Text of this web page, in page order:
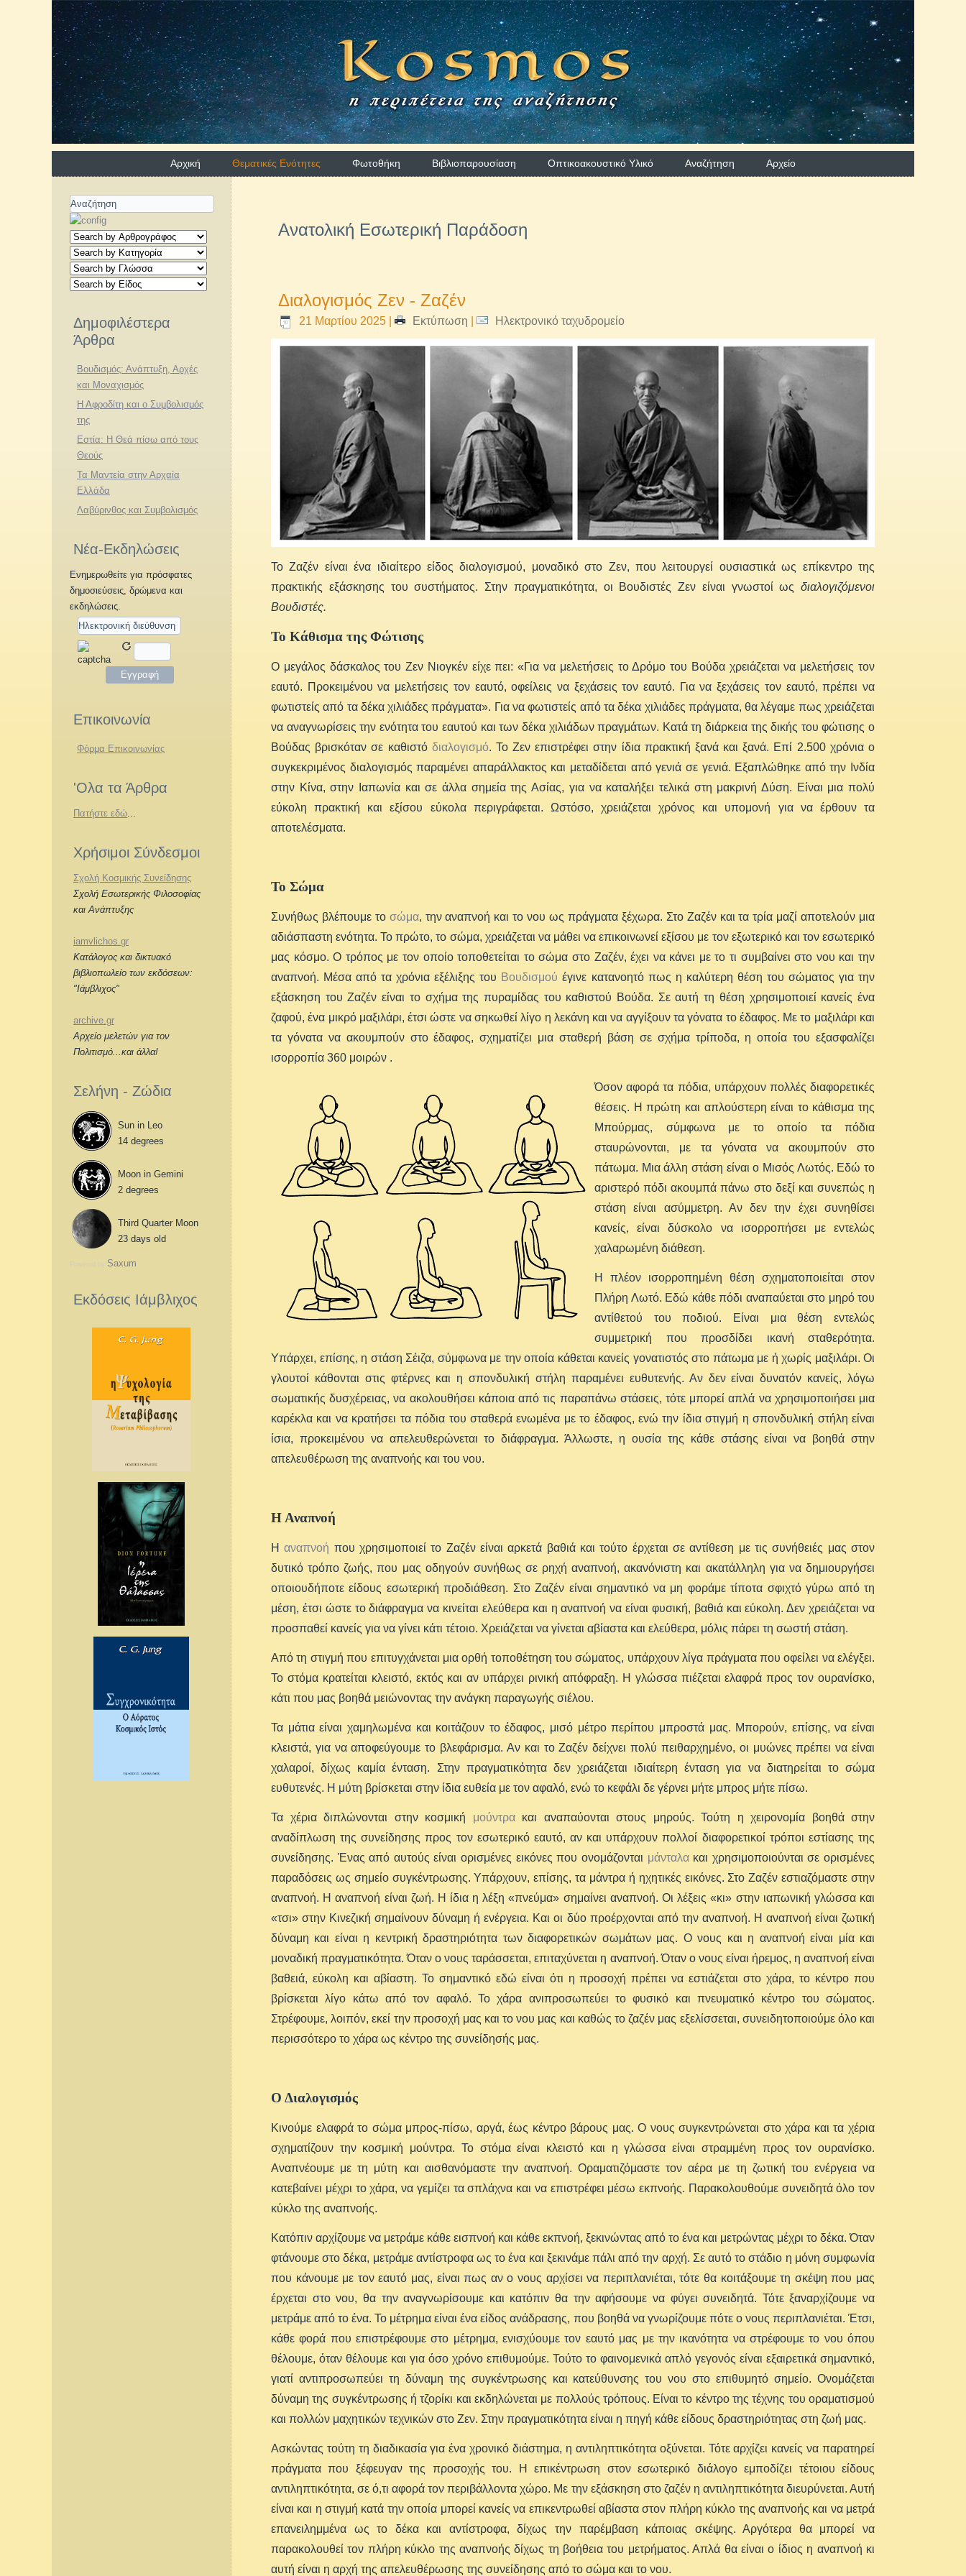
Αρχική Θεματικές Ενότητες Φωτοθήκη Βιβλιοπαρουσίαση Οπτικοακουστικό Υλικό Αναζήτηση Aρχείο
Δημοφιλέστερα
Άρθρα
Βουδισμός: Ανάπτυξη, Αρχές
και Μοναχισμός
Η Αφροδίτη και ο Συμβολισμός
της
Εστία: Η Θεά πίσω από τους
Θεούς
Τα Μαντεία στην Αρχαία
Ελλάδα
Λαβύρινθος και Συμβολισμός
Νέα-Εκδηλώσεις
Ενημερωθείτε για πρόσφατες
δημοσιεύσεις, δρώμενα και
εκδηλώσεις.
Επικοινωνία
Φόρμα Επικοινωνίας
'Ολα τα Άρθρα
Πατήστε εδώ...
Χρήσιμοι Σύνδεσμοι
Σχολή Κοσμικής Συνείδησης
Σχολή Εσωτερικής Φιλοσοφίας
και Ανάπτυξης
iamvlichos.gr
Κατάλογος και δικτυακό
βιβλιοπωλείο των εκδόσεων:
"Ιάμβλιχος"
archive.gr
Αρχείο μελετών για τον
Πολιτισμό...και άλλα!
Σελήνη - Ζώδια
Sun in Leo
14 degrees
Moon in Gemini
2 degrees
Third Quarter Moon
23 days old
Powered by Saxum
Εκδόσεις Ιάμβλιχος
Ανατολική Εσωτερική Παράδοση
Διαλογισμός Ζεν - Ζαζέν
21 Μαρτίου 2025 Εκτύπωση Ηλεκτρονικό ταχυδρομείο
Το Ζαζέν είναι ένα ιδιαίτερο είδος διαλογισμού, μοναδικό στο Ζεν, που λειτουργεί ουσιαστικά ως επίκεντρο της
πρακτικής εξάσκησης του συστήματος. Στην πραγματικότητα, οι Βουδιστές Ζεν είναι γνωστοί ως διαλογιζόμενοι
Βουδιστές.
Το Κάθισμα της Φώτισης
Ο μεγάλος δάσκαλος του Ζεν Νιογκέν είχε πει: «Για να μελετήσεις το Δρόμο του Βούδα χρειάζεται να μελετήσεις τον
εαυτό. Προκειμένου να μελετήσεις τον εαυτό, οφείλεις να ξεχάσεις τον εαυτό. Για να ξεχάσεις τον εαυτό, πρέπει να
φωτιστείς από τα δέκα χιλιάδες πράγματα». Για να φωτιστείς από τα δέκα χιλιάδες πράγματα, θα λέγαμε πως χρειάζεται
να αναγνωρίσεις την ενότητα του εαυτού και των δέκα χιλιάδων πραγμάτων. Κατά τη διάρκεια της δικής του φώτισης ο
Βούδας βρισκόταν σε καθιστό διαλογισμό. Το Ζεν επιστρέφει στην ίδια πρακτική ξανά και ξανά. Επί 2.500 χρόνια ο
συγκεκριμένος διαλογισμός παραμένει απαράλλακτος και μεταδίδεται από γενιά σε γενιά. Εξαπλώθηκε από την Ινδία
στην Κίνα, στην Ιαπωνία και σε άλλα σημεία της Ασίας, για να καταλήξει τελικά στη μακρινή Δύση. Είναι μια πολύ
εύκολη πρακτική και εξίσου εύκολα περιγράφεται. Ωστόσο, χρειάζεται χρόνος και υπομονή για να έρθουν τα
αποτελέσματα.
Το Σώμα
Συνήθως βλέπουμε το σώμα, την αναπνοή και το νου ως πράγματα ξέχωρα. Στο Ζαζέν και τα τρία μαζί αποτελούν μια
αδιάσπαστη ενότητα. Το πρώτο, το σώμα, χρειάζεται να μάθει να επικοινωνεί εξίσου με τον εξωτερικό και τον εσωτερικό
μας κόσμο. Ο τρόπος με τον οποίο τοποθετείται το σώμα στο Ζαζέν, έχει να κάνει με το τι συμβαίνει στο νου και την
αναπνοή. Μέσα από τα χρόνια εξέλιξης του Βουδισμούέγινε κατανοητό πως η καλύτερη θέση του σώματος για την
εξάσκηση του Ζαζέν είναι το σχήμα της πυραμίδας του καθιστού Βούδα. Σε αυτή τη θέση χρησιμοποιεί κανείς ένα
ζαφού, ένα μικρό μαξιλάρι, έτσι ώστε να σηκωθεί λίγο η λεκάνη και να αγγίξουν τα γόνατα το έδαφος. Με το μαξιλάρι και
τα γόνατα να ακουμπούν στο έδαφος, σχηματίζει μια σταθερή βάση σε σχήμα τρίποδα, η οποία του εξασφαλίζει
ισορροπία 360 μοιρών .
Όσον αφορά τα πόδια, υπάρχουν πολλές διαφορετικές
θέσεις. Η πρώτη και απλούστερη είναι το κάθισμα της
Μπούρμας, σύμφωνα με το οποίο τα πόδια
σταυρώνονται, με τα γόνατα να ακουμπούν στο
πάτωμα. Μια άλλη στάση είναι ο Μισός Λωτός. Εδώ το
αριστερό πόδι ακουμπά πάνω στο δεξί και συνεπώς η
στάση είναι ασύμμετρη. Αν δεν την έχει συνηθίσει
κανείς, είναι δύσκολο να ισορροπήσει με εντελώς
χαλαρωμένη διάθεση.
Η πλέον ισορροπημένη θέση σχηματοποιείται στον
Πλήρη Λωτό. Εδώ κάθε πόδι αναπαύεται στο μηρό του
αντίθετού του ποδιού. Είναι μια θέση εντελώς
συμμετρική που προσδίδει ικανή σταθερότητα.
Υπάρχει, επίσης, η στάση Σέιζα, σύμφωνα με την οποία κάθεται κανείς γονατιστός στο πάτωμα με ή χωρίς μαξιλάρι. Οι
γλουτοί κάθονται στις φτέρνες και η σπονδυλική στήλη παραμένει ευθυτενής. Αν δεν είναι δυνατόν κανείς, λόγω
σωματικής δυσχέρειας, να ακολουθήσει κάποια από τις παραπάνω στάσεις, τότε μπορεί απλά να χρησιμοποιήσει μια
καρέκλα και να κρατήσει τα πόδια του σταθερά ενωμένα με το έδαφος, ενώ την ίδια στιγμή η σπονδυλική στήλη είναι
ίσια, προκειμένου να απελευθερώνεται το διάφραγμα. Άλλωστε, η ουσία της κάθε στάσης είναι να βοηθά στην
απελευθέρωση της αναπνοής και του νου.
Η Αναπνοή
Ηαναπνοή που χρησιμοποιεί το Ζαζέν είναι αρκετά βαθιά και τούτο έρχεται σε αντίθεση με τις συνήθειές μας στον
δυτικό τρόπο ζωής, που μας οδηγούν συνήθως σε ρηχή αναπνοή, ακανόνιστη και ακατάλληλη για να δημιουργήσει
οποιουδήποτε είδους εσωτερική προδιάθεση. Στο Ζαζέν είναι σημαντικό να μη φοράμε τίποτα σφιχτό γύρω από τη
μέση, έτσι ώστε το διάφραγμα να κινείται ελεύθερα και η αναπνοή να είναι φυσική, βαθιά και εύκολη. Δεν χρειάζεται να
προσπαθεί κανείς για να γίνει κάτι τέτοιο. Χρειάζεται να γίνεται αβίαστα και ελεύθερα, μόλις πάρει τη σωστή στάση.
Από τη στιγμή που επιτυγχάνεται μια ορθή τοποθέτηση του σώματος, υπάρχουν λίγα πράγματα που οφείλει να ελέγξει.
Το στόμα κρατείται κλειστό, εκτός και αν υπάρχει ρινική απόφραξη. Η γλώσσα πιέζεται ελαφρά προς τον ουρανίσκο,
κάτι που μας βοηθά μειώνοντας την ανάγκη παραγωγής σιέλου.
Τα μάτια είναι χαμηλωμένα και κοιτάζουν το έδαφος, μισό μέτρο περίπου μπροστά μας. Μπορούν, επίσης, να είναι
κλειστά, για να αποφεύγουμε το βλεφάρισμα. Αν και το Ζαζέν δείχνει πολύ πειθαρχημένο, οι μυώνες πρέπει να είναι
χαλαροί, δίχως καμία ένταση. Στην πραγματικότητα δεν χρειάζεται ιδιαίτερη ένταση για να διατηρείται το σώμα
ευθυτενές. Η μύτη βρίσκεται στην ίδια ευθεία με τον αφαλό, ενώ το κεφάλι δε γέρνει μήτε μπρος μήτε πίσω.
Τα χέρια διπλώνονται στην κοσμική μούντρακαι αναπαύονται στους μηρούς. Τούτη η χειρονομία βοηθά στην
αναδίπλωση της συνείδησης προς τον εσωτερικό εαυτό, αν και υπάρχουν πολλοί διαφορετικοί τρόποι εστίασης της
συνείδησης. Ένας από αυτούς είναι ορισμένες εικόνες που ονομάζονται μάνταλακαι χρησιμοποιούνται σε ορισμένες
παραδόσεις ως σημείο συγκέντρωσης. Υπάρχουν, επίσης, τα μάντρα ή ηχητικές εικόνες. Στο Ζαζέν εστιαζόμαστε στην
αναπνοή. Η αναπνοή είναι ζωή. Η ίδια η λέξη «πνεύμα» σημαίνει αναπνοή. Οι λέξεις «κι» στην ιαπωνική γλώσσα και
«τσι» στην Κινεζική σημαίνουν δύναμη ή ενέργεια. Και οι δύο προέρχονται από την αναπνοή. Η αναπνοή είναι ζωτική
δύναμη και είναι η κεντρική δραστηριότητα των διαφορετικών σωμάτων μας. Ο νους και η αναπνοή είναι μία και
μοναδική πραγματικότητα. Όταν ο νους ταράσσεται, επιταχύνεται η αναπνοή. Όταν ο νους είναι ήρεμος, η αναπνοή είναι
βαθειά, εύκολη και αβίαστη. Το σημαντικό εδώ είναι ότι η προσοχή πρέπει να εστιάζεται στο χάρα, το κέντρο που
βρίσκεται λίγο κάτω από τον αφαλό. Το χάρα ανιπροσωπεύει το φυσικό και πνευματικό κέντρο του σώματος.
Στρέφουμε, λοιπόν, εκεί την προσοχή μας και το νου μας και καθώς το ζαζέν μας εξελίσσεται, συνειδητοποιούμε όλο και
περισσότερο το χάρα ως κέντρο της συνείδησής μας.
Ο Διαλογισμός
Κινούμε ελαφρά το σώμα μπρος-πίσω, αργά, έως κέντρο βάρους μας. Ο νους συγκεντρώνεται στο χάρα και τα χέρια
σχηματίζουν την κοσμική μούντρα. Το στόμα είναι κλειστό και η γλώσσα είναι στραμμένη προς τον ουρανίσκο.
Αναπνέουμε με τη μύτη και αισθανόμαστε την αναπνοή. Οραματιζόμαστε τον αέρα με τη ζωτική του ενέργεια να
κατεβαίνει μέχρι το χάρα, να γεμίζει τα σπλάχνα και να επιστρέφει μέσω εκπνοής. Παρακολουθούμε συνειδητά όλο τον
κύκλο της αναπνοής.
Κατόπιν αρχίζουμε να μετράμε κάθε εισπνοή και κάθε εκπνοή, ξεκινώντας από το ένα και μετρώντας μέχρι το δέκα. Όταν
φτάνουμε στο δέκα, μετράμε αντίστροφα ως το ένα και ξεκινάμε πάλι από την αρχή. Σε αυτό το στάδιο η μόνη συμφωνία
που κάνουμε με τον εαυτό μας, είναι πως αν ο νους αρχίσει να περιπλανιέται, τότε θα κοιτάξουμε τη σκέψη που μας
έρχεται στο νου, θα την αναγνωρίσουμε και κατόπιν θα την αφήσουμε να φύγει συνειδητά. Τότε ξαναρχίζουμε να
μετράμε από το ένα. Το μέτρημα είναι ένα είδος ανάδρασης, που βοηθά να γνωρίζουμε πότε ο νους περιπλανιέται. Έτσι,
κάθε φορά που επιστρέφουμε στο μέτρημα, ενισχύουμε τον εαυτό μας με την ικανότητα να στρέφουμε το νου όπου
θέλουμε, όταν θέλουμε και για όσο χρόνο επιθυμούμε. Τούτο το φαινομενικά απλό γεγονός είναι εξαιρετικά σημαντικό,
γιατί αντιπροσωπεύει τη δύναμη της συγκέντρωσης και κατεύθυνσης του νου στο επιθυμητό σημείο. Ονομάζεται
δύναμη της συγκέντρωσης ή τζορίκι και εκδηλώνεται με πολλούς τρόπους. Είναι το κέντρο της τέχνης του οραματισμού
και πολλών μαχητικών τεχνικών στο Ζεν. Στην πραγματικότητα είναι η πηγή κάθε είδους δραστηριότητας στη ζωή μας.
Ασκώντας τούτη τη διαδικασία για ένα χρονικό διάστημα, η αντιληπτικότητα οξύνεται. Τότε αρχίζει κανείς να παρατηρεί
πράγματα που ξέφευγαν της προσοχής του. Η επικέντρωση στον εσωτερικό διάλογο εμποδίζει τέτοιου είδους
αντιληπτικότητα, σε ό,τι αφορά τον περιβάλλοντα χώρο. Με την εξάσκηση στο ζαζέν η αντιληπτικότητα διευρύνεται. Αυτή
είναι και η στιγμή κατά την οποία μπορεί κανείς να επικεντρωθεί αβίαστα στον πλήρη κύκλο της αναπνοής και να μετρά
επανειλημμένα ως το δέκα και αντίστροφα, δίχως την παρέμβαση κάποιας σκέψης. Αργότερα θα μπορεί να
παρακολουθεί τον πλήρη κύκλο της αναπνοής δίχως τη βοήθεια του μετρήματος. Απλά θα είναι ο ίδιος η αναπνοή κι
αυτή είναι η αρχή της απελευθέρωσης της συνείδησης από το σώμα και το νου.